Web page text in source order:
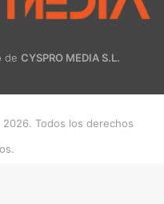
de CYSPRO MEDIA S.L.
2026. Todos los derechos